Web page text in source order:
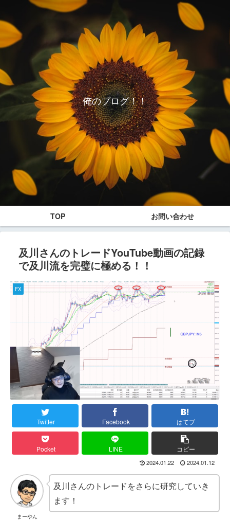
俺のブログ！！
TOP お問い合わせ
及川さんのトレードYouTube動画の記録
で及川流を完璧に極める！！
FX
Twitter Facebook はてブ
Pocket LINE コピー
2024.01.22 2024.01.12
まーやん
及川さんのトレードをさらに研究していき
ます！